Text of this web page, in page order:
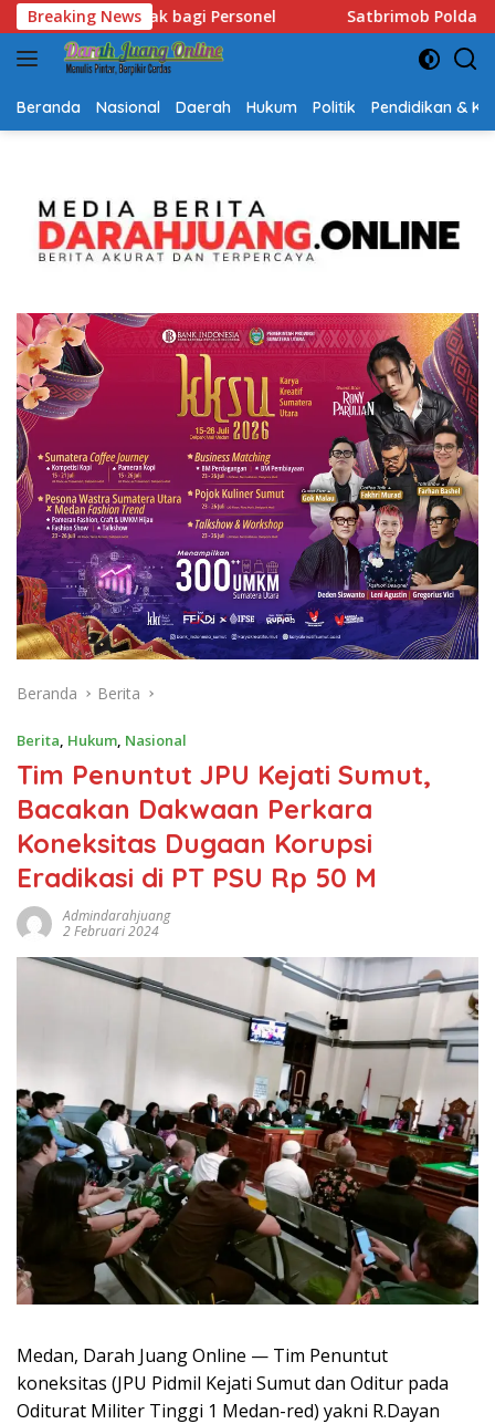
Langsung
ke
konten
Breaking News
Polda Kalsel Hadir Bantu Warga Terdampak
Beranda Nasional Daerah Hukum Politik Pendidikan &
Beranda Berita
Berita, Hukum, Nasional
Tim Penuntut JPU Kejati Sumut,
Bacakan Dakwaan Perkara
Koneksitas Dugaan Korupsi
Eradikasi di PT PSU Rp 50 M
Admindarahjuang
2 Februari 2024
Medan, Darah Juang Online — Tim Penuntut
koneksitas (JPU Pidmil Kejati Sumut dan Oditur pada
Oditurat Militer Tinggi 1 Medan-red) yakni R.Dayan